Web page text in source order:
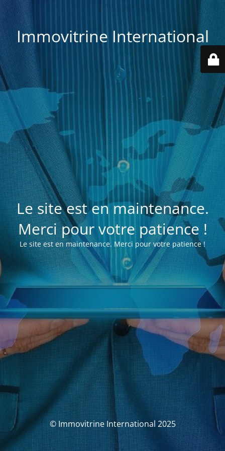
Immovitrine International
Le site est en maintenance.
Merci pour votre patience !
Le site est en maintenance. Merci pour votre patience !
© Immovitrine International 2025